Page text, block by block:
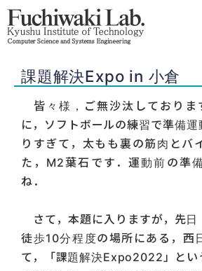
課題解決Expo in 小倉
皆々様，ご無沙汰しておりま
に，ソフトボールの練習で準備
りすぎて，太もも裏の筋肉とバ
た，M2葉石です．運動前の準
ね．
さて，本題に入りますが，先日
徒歩10分程度の場所にある，西
て，「課題解決Expo2022」とい